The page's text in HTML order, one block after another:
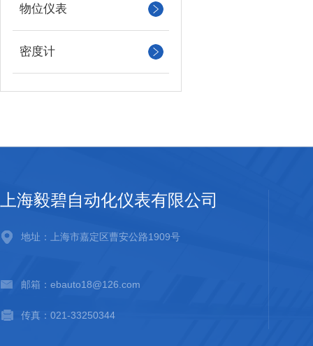
物位仪表
密度计
上海毅碧自动化仪表有限公司
地址：上海市嘉定区曹安公路1909号
邮箱：ebauto18@126.com
传真：021-33250344